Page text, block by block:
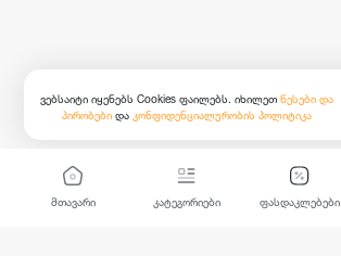
მთავარი კატეგორიები ფასდაკლებები
ვებსაიტი იყენებს Cookies ფაილებს. იხილეთ წესები და
პირობები და კონფიდენციალურობის პოლიტიკა